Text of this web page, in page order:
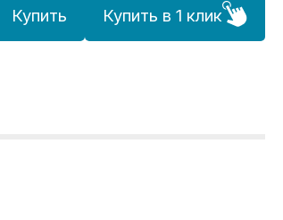
Купить Купить в 1 клик